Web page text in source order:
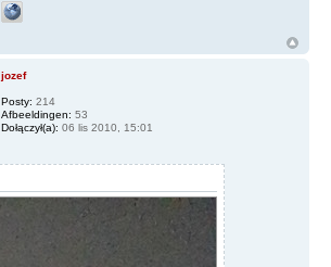
jozef
Posty: 214
Afbeeldingen: 53
Dołączył(a): 06 lis 2010, 15:01